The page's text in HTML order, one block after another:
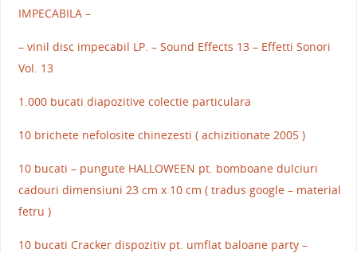
IMPECABILA –
– vinil disc impecabil LP. – Sound Effects 13 – Effetti Sonori
Vol. 13
1.000 bucati diapozitive colectie particulara
10 brichete nefolosite chinezesti ( achizitionate 2005 )
10 bucati – pungute HALLOWEEN pt. bomboane dulciuri
cadouri dimensiuni 23 cm x 10 cm ( tradus google – material
fetru )
10 bucati Cracker dispozitiv pt. umflat baloane party –